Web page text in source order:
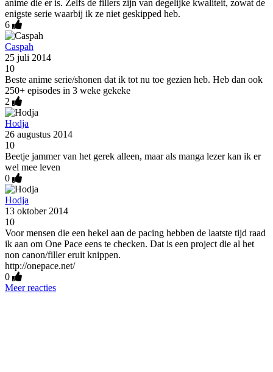
anime die er is. Zelfs de fillers zijn van degelijke kwaliteit, zowat de
enigste serie waarbij ik ze niet geskipped heb.
6
Caspah
25 juli 2014
10
Beste anime serie/shonen dat ik tot nu toe gezien heb. Heb dan ook
250+ episodes in 3 weke gekeke
2
Hodja
26 augustus 2014
10
Beetje jammer van het gerek alleen, maar als manga lezer kan ik er
wel mee leven
0
Hodja
13 oktober 2014
10
Voor mensen die een hekel aan de pacing hebben de laatste tijd raad
ik aan om One Pace eens te checken. Dat is een project die al het
non canon/filler eruit knippen.
http://onepace.net/
0
Meer reacties